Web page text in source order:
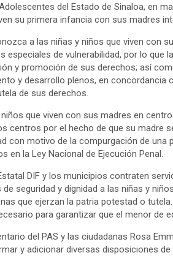
del Estado de Sinaloa, en
su primera infancia con sus madres
a las niñas y niños que viven con
especiales de vulnerabilidad, por lo que
y promoción de sus derechos; así
y desarrollo plenos, en concordancia
de sus derechos.
que viven con sus madres en
centros por el hecho de que su madre
con motivo de la compurgación de
en la Ley Nacional de Ejecución Penal.
DIF y los municipios contraten
seguridad y dignidad a las niñas y
que ejerzan la patria potestad o
para garantizar que el menor de
del PAS y las ciudadanas Rosa
y adicionar diversas disposiciones de